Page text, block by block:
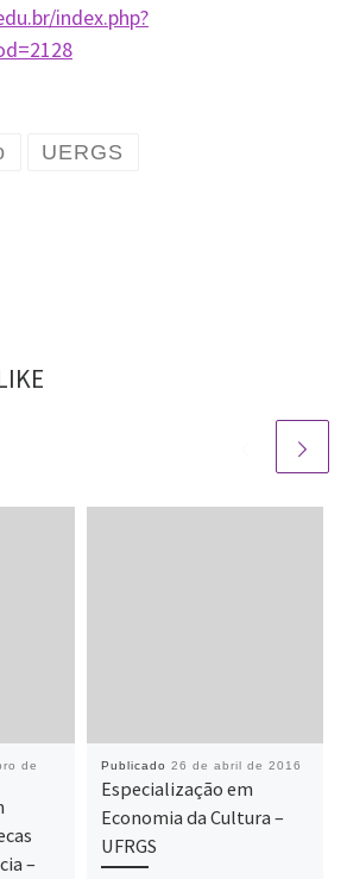
index.php?
UERGS
de
–
Publicado 26 de abril de 2016
Especialização em
Economia da Cultura –
UFRGS